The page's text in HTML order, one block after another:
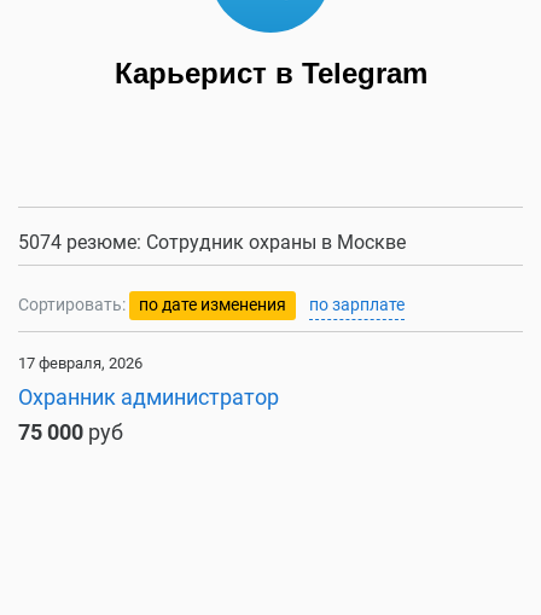
Карьерист в Telegram
5074 резюме: Сотрудник охраны в Москве
Сортировать: по дате изменения по зарплате
17 февраля, 2026
Охранник администратор
75 000 руб